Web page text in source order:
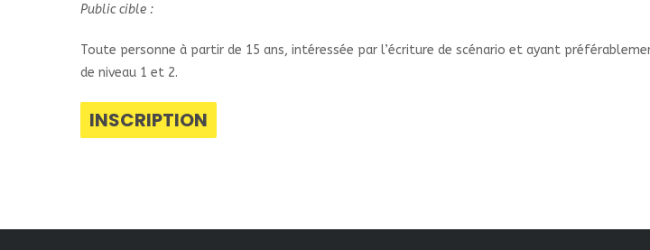
Public cible :
Toute personne à partir de 15 ans, intéressée par l’écriture de scénario et ayant
de niveau 1 et 2.
INSCRIPTION